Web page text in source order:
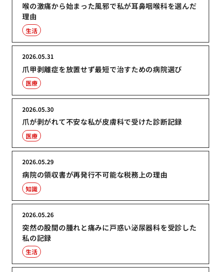
喉の激痛から始まった風邪で私が耳鼻咽喉科を選んだ
理由
生活
爪甲剥離症を放置せず最短で治すための病院選び
2026.05.31
医療
爪が剥がれて不安な私が皮膚科で受けた診断記録
2026.05.30
医療
病院の領収書が再発行不可能な税務上の理由
2026.05.29
知識
突然の股間の腫れと痛みに戸惑い泌尿器科を受診した
私の記録
2026.05.26
生活